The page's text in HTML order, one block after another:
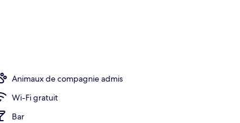
Animaux de compagnie admis
Wi-Fi gratuit
Bar